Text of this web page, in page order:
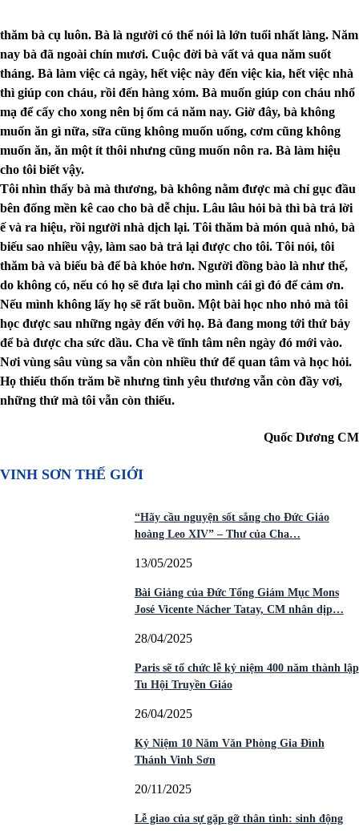
thăm bà cụ luôn. Bà là người có thể nói là lớn tuổi nhất làng. Năm
nay bà đã ngoài chín mươi. Cuộc đời bà vất vả qua năm suốt
tháng. Bà làm việc cả ngày, hết việc này đến việc kia, hết việc nhà
thì giúp con cháu, rồi đến hàng xóm. Bà muốn giúp con cháu nhổ
mạ để cấy cho xong nên bị ốm cả năm nay. Giờ đây, bà không
muốn ăn gì nữa, sữa cũng không muốn uống, cơm cũng không
muốn ăn, ăn một ít thôi nhưng cũng muốn nôn ra. Bà làm hiệu
cho tôi biết vậy.
Tôi nhìn thấy bà mà thương, bà không nằm được mà chỉ gục đầu
bên đống mền kê cao cho bà dễ chịu. Lâu lâu hỏi bà thì bà trả lời
ế và ra hiệu, rồi người nhà dịch lại. Tôi thăm bà món quà nhỏ, bà
biếu sao nhiều vậy, làm sao bà trả lại được cho tôi. Tôi nói, tôi
thăm bà và biếu bà để bà khỏe hơn. Người đồng bào là như thế,
do không có, nếu có họ sẽ đưa lại cho mình cái gì đó để cảm ơn.
Nếu mình không lấy họ sẽ rất buồn. Một bài học nho nhỏ mà tôi
học được sau những ngày đến với họ. Bà đang mong tới thứ bảy
để bà được cha sức dầu. Cha về tĩnh tâm nên ngày đó mới vào.
Nơi vùng sâu vùng sa vẫn còn nhiều thứ để quan tâm và học hỏi.
Họ thiếu thốn trăm bề nhưng tình yêu thương vẫn còn đầy vơi,
những thứ mà tôi vẫn còn thiếu.
Quốc Dương CM
VINH SƠN THẾ GIỚI
“Hãy cầu nguyện sốt sắng cho Đức Giáo
hoàng Leo XIV” – Thư của Cha…
13/05/2025
Bài Giảng của Đức Tổng Giám Mục Mons
José Vicente Nácher Tatay, CM nhân dịp…
28/04/2025
Paris sẽ tổ chức lễ kỷ niệm 400 năm thành lập
Tu Hội Truyền Giáo
26/04/2025
Kỷ Niệm 10 Năm Văn Phòng Gia Đình
Thánh Vinh Sơn
20/11/2025
Lễ giao của sự gặp gỡ thân tình: sinh động